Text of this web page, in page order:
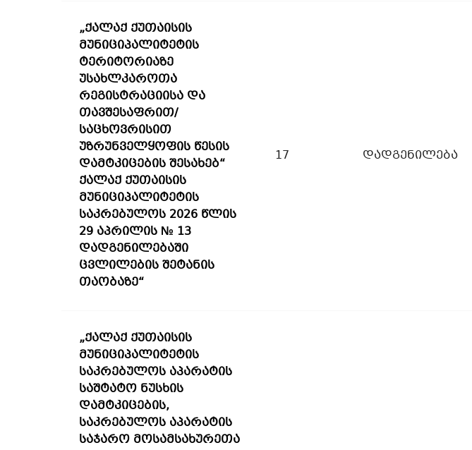
„ქალაქ ქუთაისის
მუნიციპალიტეტის
ტერიტორიაზე
უსახლკაროთა
რეგისტრაციისა და
თავშესაფრით/
საცხოვრისით
უზრუნველყოფის წესის
დამტკიცების შესახებ“
ქალაქ ქუთაისის
მუნიციპალიტეტის
საკრებულოს 2026 წლის
29 აპრილის № 13
დადგენილებაში
ცვლილების შეტანის
თაობაზე“
17 დადგენილება
„ქალაქ ქუთაისის
მუნიციპალიტეტის
საკრებულოს აპარატის
საშტატო ნუსხის
დამტკიცების,
საკრებულოს აპარატის
საჯარო მოსამსახურეთა